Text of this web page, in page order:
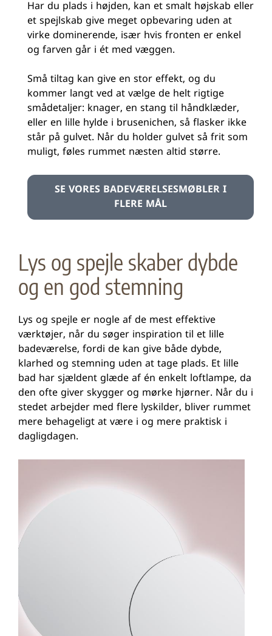
Har du plads i højden, kan et smalt højskab eller
et spejlskab give meget opbevaring uden at
virke dominerende, især hvis fronten er enkel
og farven går i ét med væggen.
Små tiltag kan give en stor effekt, og du
kommer langt ved at vælge de helt rigtige
smådetaljer: knager, en stang til håndklæder,
eller en lille hylde i brusenichen, så flasker ikke
står på gulvet. Når du holder gulvet så frit som
muligt, føles rummet næsten altid større.
SE VORES BADEVÆRELSESMØBLER I
FLERE MÅL
Lys og spejle skaber dybde
og en god stemning
Lys og spejle er nogle af de mest effektive
værktøjer, når du søger inspiration til et lille
badeværelse, fordi de kan give både dybde,
klarhed og stemning uden at tage plads. Et lille
bad har sjældent glæde af én enkelt loftlampe, da
den ofte giver skygger og mørke hjørner. Når du i
stedet arbejder med flere lyskilder, bliver rummet
mere behageligt at være i og mere praktisk i
dagligdagen.